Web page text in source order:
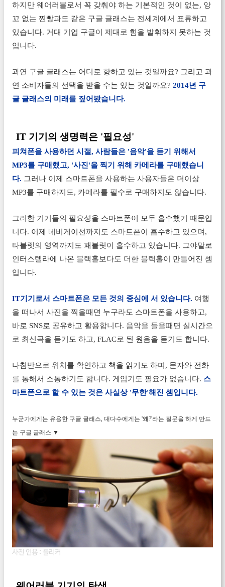
하지만 웨어러블로서 꼭 갖춰야 하는 기본적인 것이 없는, 앙
꼬 없는 찐빵과도 같은 구글 글래스는 전세계에서 표류하고
있습니다. 거대 기업 구글이 제대로 힘을 발휘하지 못하는 것
입니다.
과연 구글 글래스는 어디로 향하고 있는 것일까요? 그리고 과
연 소비자들의 선택을 받을 수는 있는 것일까요? 2014년 구
글 글래스의 미래를 짚어봤습니다.
IT 기기의 생명력은 '필요성'
피쳐폰을 사용하던 시절, 사람들은 '음악'을 듣기 위해서
MP3를 구매했고, '사진'을 찍기 위해 카메라를 구매했습니
다. 그러나 이제 스마트폰을 사용하는 사용자들은 더이상
MP3를 구매하지도, 카메라를 필수로 구매하지도 않습니다.
그러한 기기들의 필요성을 스마트폰이 모두 흡수했기 때문입
니다. 이제 네비게이션까지도 스마트폰이 흡수하고 있으며,
타블렛의 영역까지도 패블릿이 흡수하고 있습니다. 그야말로
인터스텔라에 나온 블랙홀보다도 더한 블랙홀이 만들어진 셈
입니다.
IT기기로서 스마트폰은 모든 것의 중심에 서 있습니다. 여행
을 떠나서 사진을 찍을때면 누구라도 스마트폰을 사용하고,
바로 SNS로 공유하고 활용합니다. 음악을 들을때면 실시간으
로 최신곡을 듣기도 하고, FLAC로 된 원음을 듣기도 합니다.
나침반으로 위치를 확인하고 책을 읽기도 하며, 문자와 전화
를 통해서 소통하기도 합니다. 게임기도 필요가 없습니다. 스
마트폰으로 할 수 있는 것은 사실상 '무한'해진 셈입니다.
누군가에게는 유용한 구글 글래스, 대다수에게는 '왜?'라는 질문을 하게 만드
는 구글 글래스 ▼
사진 인용 : 플리커